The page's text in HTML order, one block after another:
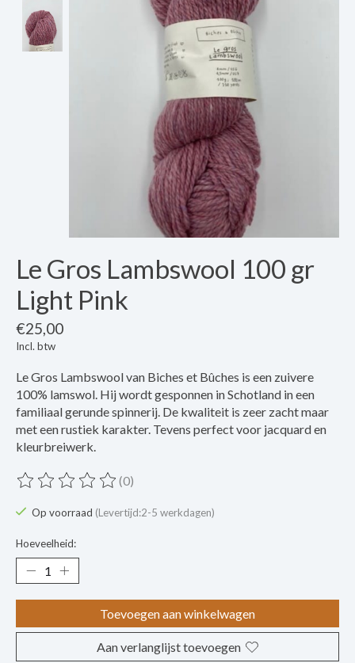
Le Gros Lambswool 100 gr
Light Pink
€25,00
Incl. btw
Le Gros Lambswool van Biches et Bûches is een zuivere
100% lamswol. Hij wordt gesponnen in Schotland in een
familiaal gerunde spinnerij. De kwaliteit is zeer zacht maar
met een rustiek karakter. Tevens perfect voor jacquard en
kleurbreiwerk.
De beoordeling van dit product is
(0)
Op voorraad (Levertijd:2-5 werkdagen)
Hoeveelheid:
Toevoegen aan winkelwagen
Aan verlanglijst toevoegen